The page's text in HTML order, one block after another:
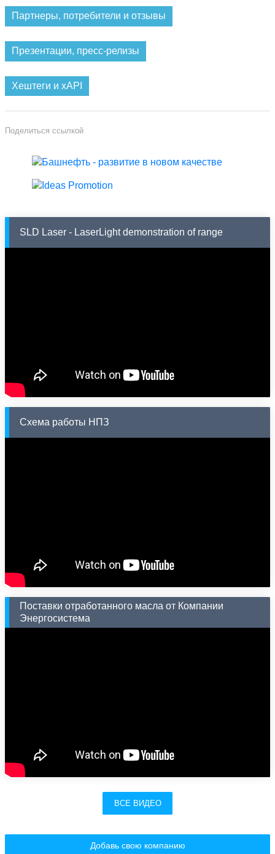
Партнеры, потребители и отзывы
Презентации, пресс-релизы
Хештеги и xAPI
Поделиться ссылкой
SLD Laser - LaserLight demonstration of range
Схема работы НПЗ
Поставки отработанного масла от Компании
Энергосистема
ВСЕ ВИДЕО
Добавь свою компанию